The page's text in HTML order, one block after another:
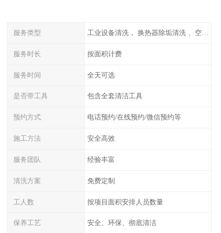
服务类型 工业设备清洗， 换热器除垢清洗 、空调清洗等
服务时长 按面积计费
服务时间 全天可选
是否带工具 包含全套清洁工具
预约方式 电话预约/在线预约/微信预约等
施工方法 安全高效
服务团队 经验丰富
清洗方案 免费定制
工人数 按项目面积安排人员数量
保养工艺 安全、环保、彻底清洁